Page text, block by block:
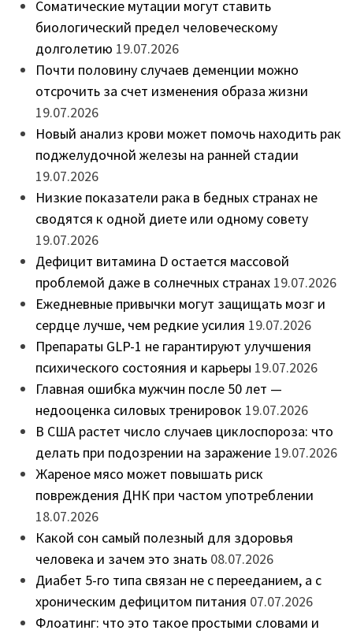
Соматические мутации могут ставить
биологический предел человеческому
долголетию 19.07.2026
Почти половину случаев деменции можно
отсрочить за счет изменения образа жизни
19.07.2026
Новый анализ крови может помочь находить рак
поджелудочной железы на ранней стадии
19.07.2026
Низкие показатели рака в бедных странах не
сводятся к одной диете или одному совету
19.07.2026
Дефицит витамина D остается массовой
проблемой даже в солнечных странах 19.07.2026
Ежедневные привычки могут защищать мозг и
сердце лучше, чем редкие усилия 19.07.2026
Препараты GLP-1 не гарантируют улучшения
психического состояния и карьеры 19.07.2026
Главная ошибка мужчин после 50 лет —
недооценка силовых тренировок 19.07.2026
В США растет число случаев циклоспороза: что
делать при подозрении на заражение 19.07.2026
Жареное мясо может повышать риск
повреждения ДНК при частом употреблении
18.07.2026
Какой сон самый полезный для здоровья
человека и зачем это знать 08.07.2026
Диабет 5-го типа связан не с перееданием, а с
хроническим дефицитом питания 07.07.2026
Флоатинг: что это такое простыми словами и